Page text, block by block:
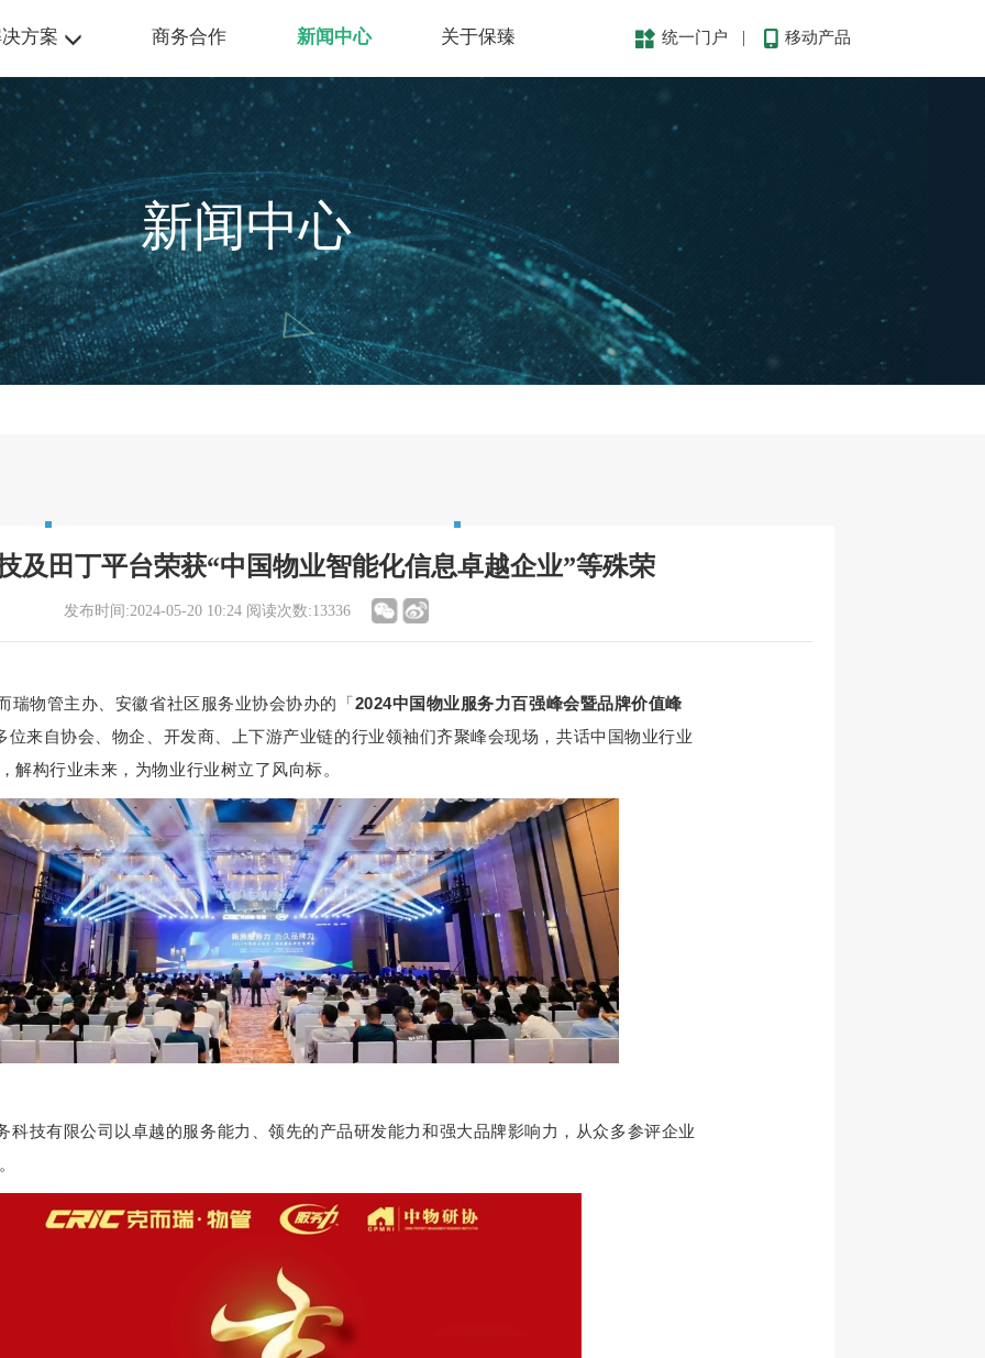
方案 商务合作 新闻中心 关于保臻 统一门户 移动产品
新闻中心
及田丁平台荣获“中国物业智能化信息卓越企业”等殊荣
发布时间:2024-05-20 10:24 阅读次数:13336
瑞物管主办、安徽省社区服务业协会协办的「2024中国物业服务力百强峰会暨品牌价值峰
位来自协会、物企、开发商、上下游产业链的行业领袖们齐聚峰会现场，共话中国物业行业
解构行业未来，为物业行业树立了风向标。
科技有限公司 以卓越的服务能力、领先的产品研发能力和强大品牌影响力，从众多参评企业